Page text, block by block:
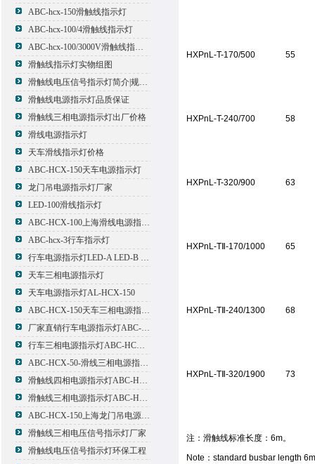
ABC-hcx-150滑触线指示灯
ABC-hcx-100/4滑触线指示灯
ABC-hcx-100/3000V滑触线指示灯
滑触线指示灯实物组图
滑触线电压信号指示灯简介|规格|型号
滑触线电源指示灯品质保证
滑触线三相电源指示灯出厂价格
滑线电源指示灯
天车滑线指示灯价格
ABC-HCX-150天车电源指示灯
龙门吊电源指示灯厂家
LED-100滑线指示灯
ABC-HCX-100上海滑线电源指示灯厂家
ABC-hcx-3行车指示灯
行车电源指示灯LED-A LED-B LED-C
天车三相电源指示灯
天车电源指示灯AL-HCX-150
ABC-HCX-150天车三相电源指示灯出厂价格
厂家直销行车电源指示灯ABC-HCX-150
行车三相电源指示灯ABC-HCX-150
ABC-HCX-50-滑线三相电源指示灯厂家
滑触线四相电源指示灯ABC-HCX-100/4
滑触线三相电源指示灯ABC-HCX-100
ABC-HCX-150上海龙门吊电源指示灯
滑触线三相电压信号指示灯厂家
滑触线电压信号指示灯环保工程
HXPnL-T-170/500 55
HXPnL-T-240/700 58
HXPnL-T-320/900 63
HXPnL-TⅡ-170/1000 65
HXPnL-TⅡ-240/1300 68
HXPnL-TⅡ-320/1900 73
注：滑触线标准长度：6m。
Note：standard busbar length